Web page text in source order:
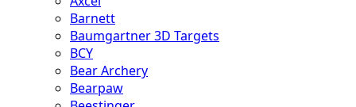
Barnett
Baumgartner 3D Targets
BCY
Bear Archery
Bearpaw